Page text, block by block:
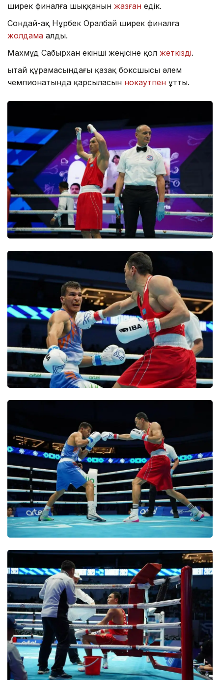
ширек финалға шыққанын жазған едік.
Сондай-ақ Нұрбек Оралбай ширек финалға
жолдама алды.
Махмұд Сабырхан екінші жеңісіне қол жеткізді.
Қытай құрамасындағы қазақ боксшысы әлем
чемпионатында қарсыласын нокаутпен ұтты.